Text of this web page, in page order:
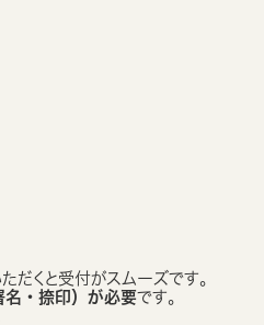
だくと受付がスムーズです。
名・捺印）が必要です。